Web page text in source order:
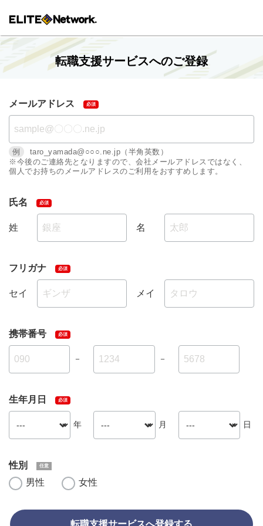
転職支援サービスへのご登録
メールアドレス
例
taro_yamada@○○○.ne.jp（半角英数）
※今後のご連絡先となりますので、会社メールアドレスではなく、
個人でお持ちのメールアドレスのご利用をおすすめします。
氏名
姓 名
フリガナ
セイ メイ
携帯番号
－ －
生年月日
年 月 日
性別
男性
女性
転職支援サービスへ登録する